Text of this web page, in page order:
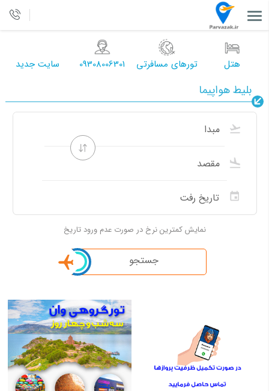
هتل تورهای مسافرتی 09308006301 سایت جدید
بلیط هواپیما
نمایش کمترین نرخ در صورت عدم ورود تاریخ
جستجو